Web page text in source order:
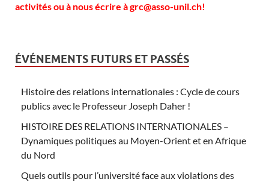
activités ou à nous écrire à grc@asso-unil.ch!
ÉVÉNEMENTS FUTURS ET PASSÉS
Histoire des relations internationales : Cycle de cours
publics avec le Professeur Joseph Daher !
HISTOIRE DES RELATIONS INTERNATIONALES –
Dynamiques politiques au Moyen-Orient et en Afrique
du Nord
Quels outils pour l’université face aux violations des